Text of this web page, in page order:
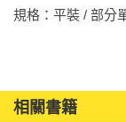
相關書籍